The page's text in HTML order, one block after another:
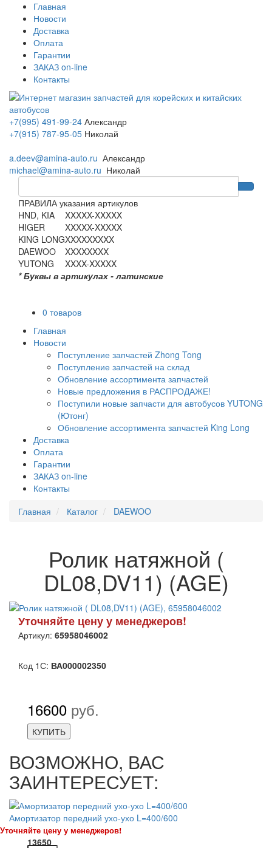
Главная
Новости
Доставка
Оплата
Гарантии
ЗАКАЗ on-line
Контакты
+7(995) 491-99-24 Александр
+7(915) 787-95-05 Николай
a.deev@amina-auto.ru Александр
michael@amina-auto.ru Николай
ПРАВИЛА указания артикулов
HND, KIA
XXXXX-XXXXX
HIGER
XXXXX-XXXXX
KING LONGXXXXXXXXX
DAEWOO
XXXXXXXX
YUTONG
XXXX-XXXXX
* Буквы в артикулах - латинские
0 товаров
Главная
Новости
Поступление запчастей Zhong Tong
Поступление запчастей на склад
Обновление ассортимента запчастей
Новые предложения в РАСПРОДАЖЕ!
Поступили новые запчасти для автобусов YUTONG
(Ютонг)
Обновление ассортимента запчастей King Long
Доставка
Оплата
Гарантии
ЗАКАЗ on-line
Контакты
Главная
Каталог DAEWOO
Ролик натяжной (
DL08,DV11) (AGE)
Уточняйте цену у менеджеров!
Артикул: 65958046002
Код 1С: ВА000002350
16600 руб.
КУПИТЬ
ВОЗМОЖНО, ВАС
ЗАИНТЕРЕСУЕТ:
Амортизатор передний ухо-ухо L=400/600
Уточняйте цену у менеджеров!
13650